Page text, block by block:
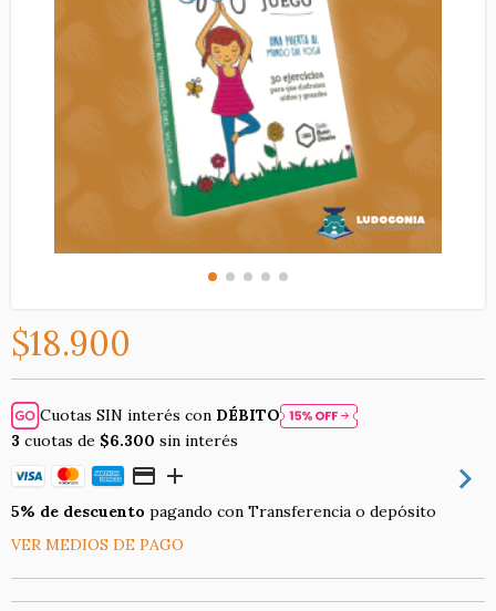
$18.900
Cuotas SIN interés con DÉBITO
3 cuotas de $6.300 sin interés
5% de descuento pagando con Transferencia o depósito
VER MEDIOS DE PAGO